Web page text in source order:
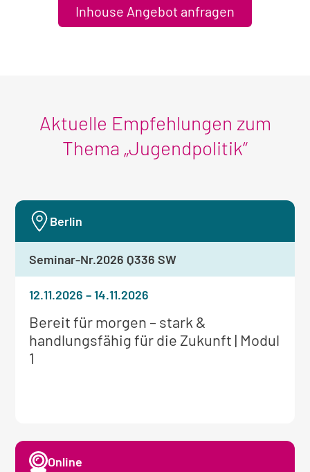
Inhouse Angebot anfragen
Aktuelle Empfehlungen zum
Thema „Jugendpolitik“
Weitere
Informationen
zum
Bereit für morgen – stark &
handlungsfähig für die Zukunft | Modul
1
12.11.2026–14.11.2026
Berlin
Seminar-Nr.2026 Q336 SW
Online